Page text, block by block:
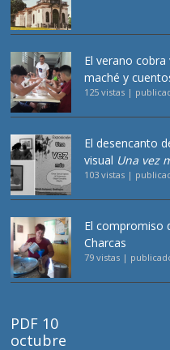
El verano cobra
maché y
125 vistas |
El desencanto
visual Una vez
103 vistas |
El compromiso
Charcas
79 vistas |
PDF 10
octubre